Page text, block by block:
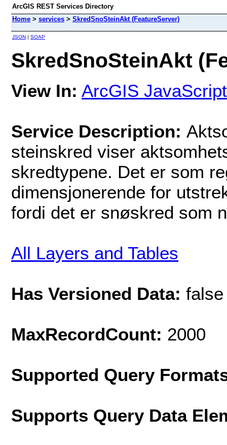
ArcGIS REST Services Directory
Home > services > SkredSnoSteinAkt (FeatureServer)
JSON | SOAP
SkredSnoSteinAkt
View In: ArcGIS JavaScript
Service Description:
steinskred viser
skredtypene. Det er som
dimensjonerende for
fordi det er snøskred som
All Layers and Tables
Has Versioned Data: false
MaxRecordCount: 2000
Supported Query
Supports Query Data